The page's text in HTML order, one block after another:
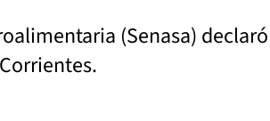
(Senasa)